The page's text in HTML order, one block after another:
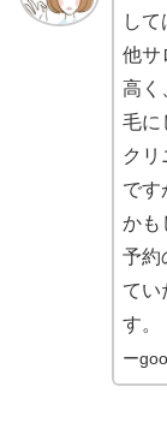
して
他サ
高く
毛に
クリ
です
かも
予約
てい
す。
ー